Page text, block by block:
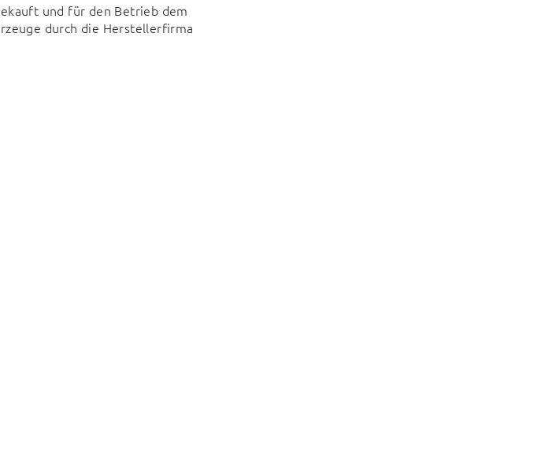
und für den Betrieb dem
durch die Herstellerfirma